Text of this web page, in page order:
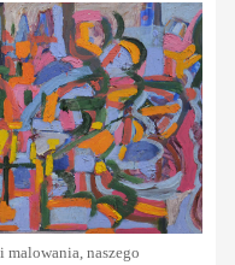
malowania, naszego